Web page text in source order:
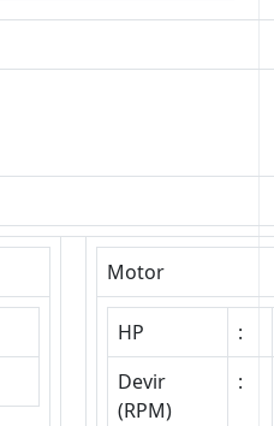
Motor
HP
:
Devir
(RPM)
: